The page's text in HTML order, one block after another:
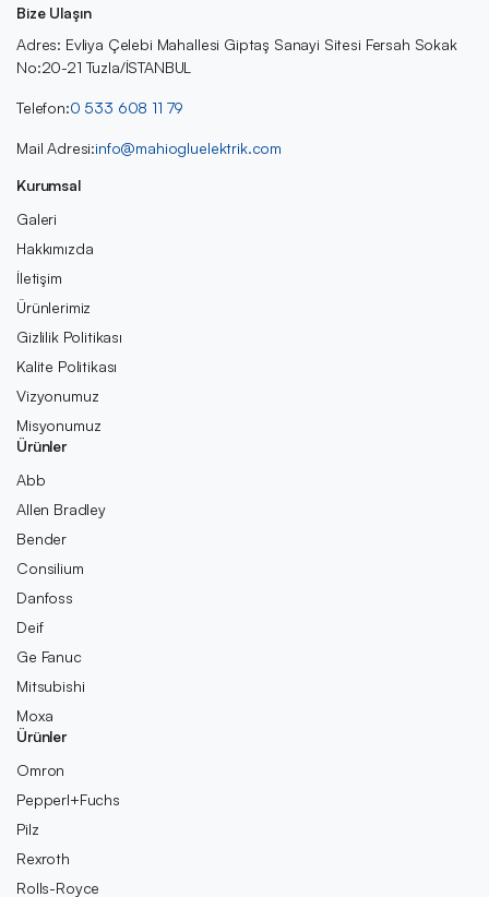
Bize Ulaşın
Adres: Evliya Çelebi Mahallesi Giptaş Sanayi Sitesi Fersah Sokak
No:20-21 Tuzla/İSTANBUL
Telefon:0 533 608 11 79
Mail Adresi:info@mahiogluelektrik.com
Kurumsal
Galeri
Hakkımızda
İletişim
Ürünlerimiz
Gizlilik Politikası
Kalite Politikası
Vizyonumuz
Misyonumuz
Ürünler
Abb
Allen Bradley
Bender
Consilium
Danfoss
Deif
Ge Fanuc
Mitsubishi
Moxa
Ürünler
Omron
Pepperl+Fuchs
Pilz
Rexroth
Rolls-Royce